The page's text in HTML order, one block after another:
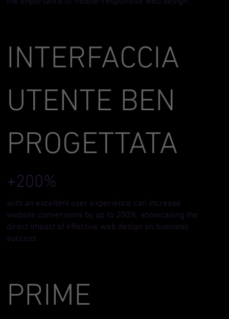
INTERFACCIA
UTENTE BEN
PROGETTATA
+200%
with an excellent user experience can increase
website conversions by up to 200%, showcasing the
direct impact of effective web design on business
success.
PRIME